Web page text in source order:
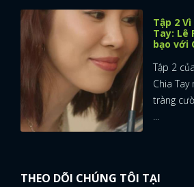
Tập 2
Tay: Lê
bạo với
Tập 2
Chia
tràng
...
THEO DÕI CHÚNG TÔI TẠI